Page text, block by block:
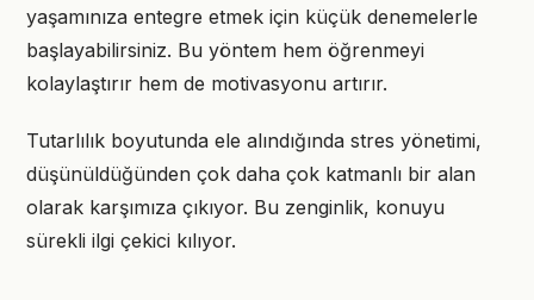
yaşamınıza entegre etmek için küçük denemelerle
başlayabilirsiniz. Bu yöntem hem öğrenmeyi
kolaylaştırır hem de motivasyonu artırır.
Tutarlılık boyutunda ele alındığında stres yönetimi,
düşünüldüğünden çok daha çok katmanlı bir alan
olarak karşımıza çıkıyor. Bu zenginlik, konuyu
sürekli ilgi çekici kılıyor.